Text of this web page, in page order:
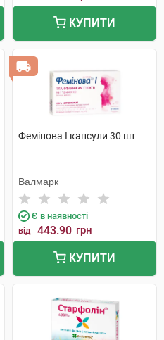
КУПИТИ
Фемінова І капсули 30 шт
Валмарк
Є в наявності
від 443.90 грн
КУПИТИ